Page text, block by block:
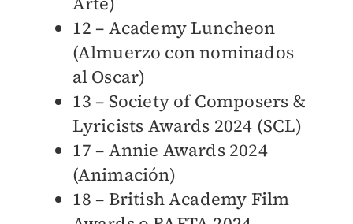
12 – Academy Luncheon
(Almuerzo con nominados
al Oscar)
13 – Society of Composers &
Lyricists Awards 2024 (SCL)
17 – Annie Awards 2024
(Animación)
18 – British Academy Film